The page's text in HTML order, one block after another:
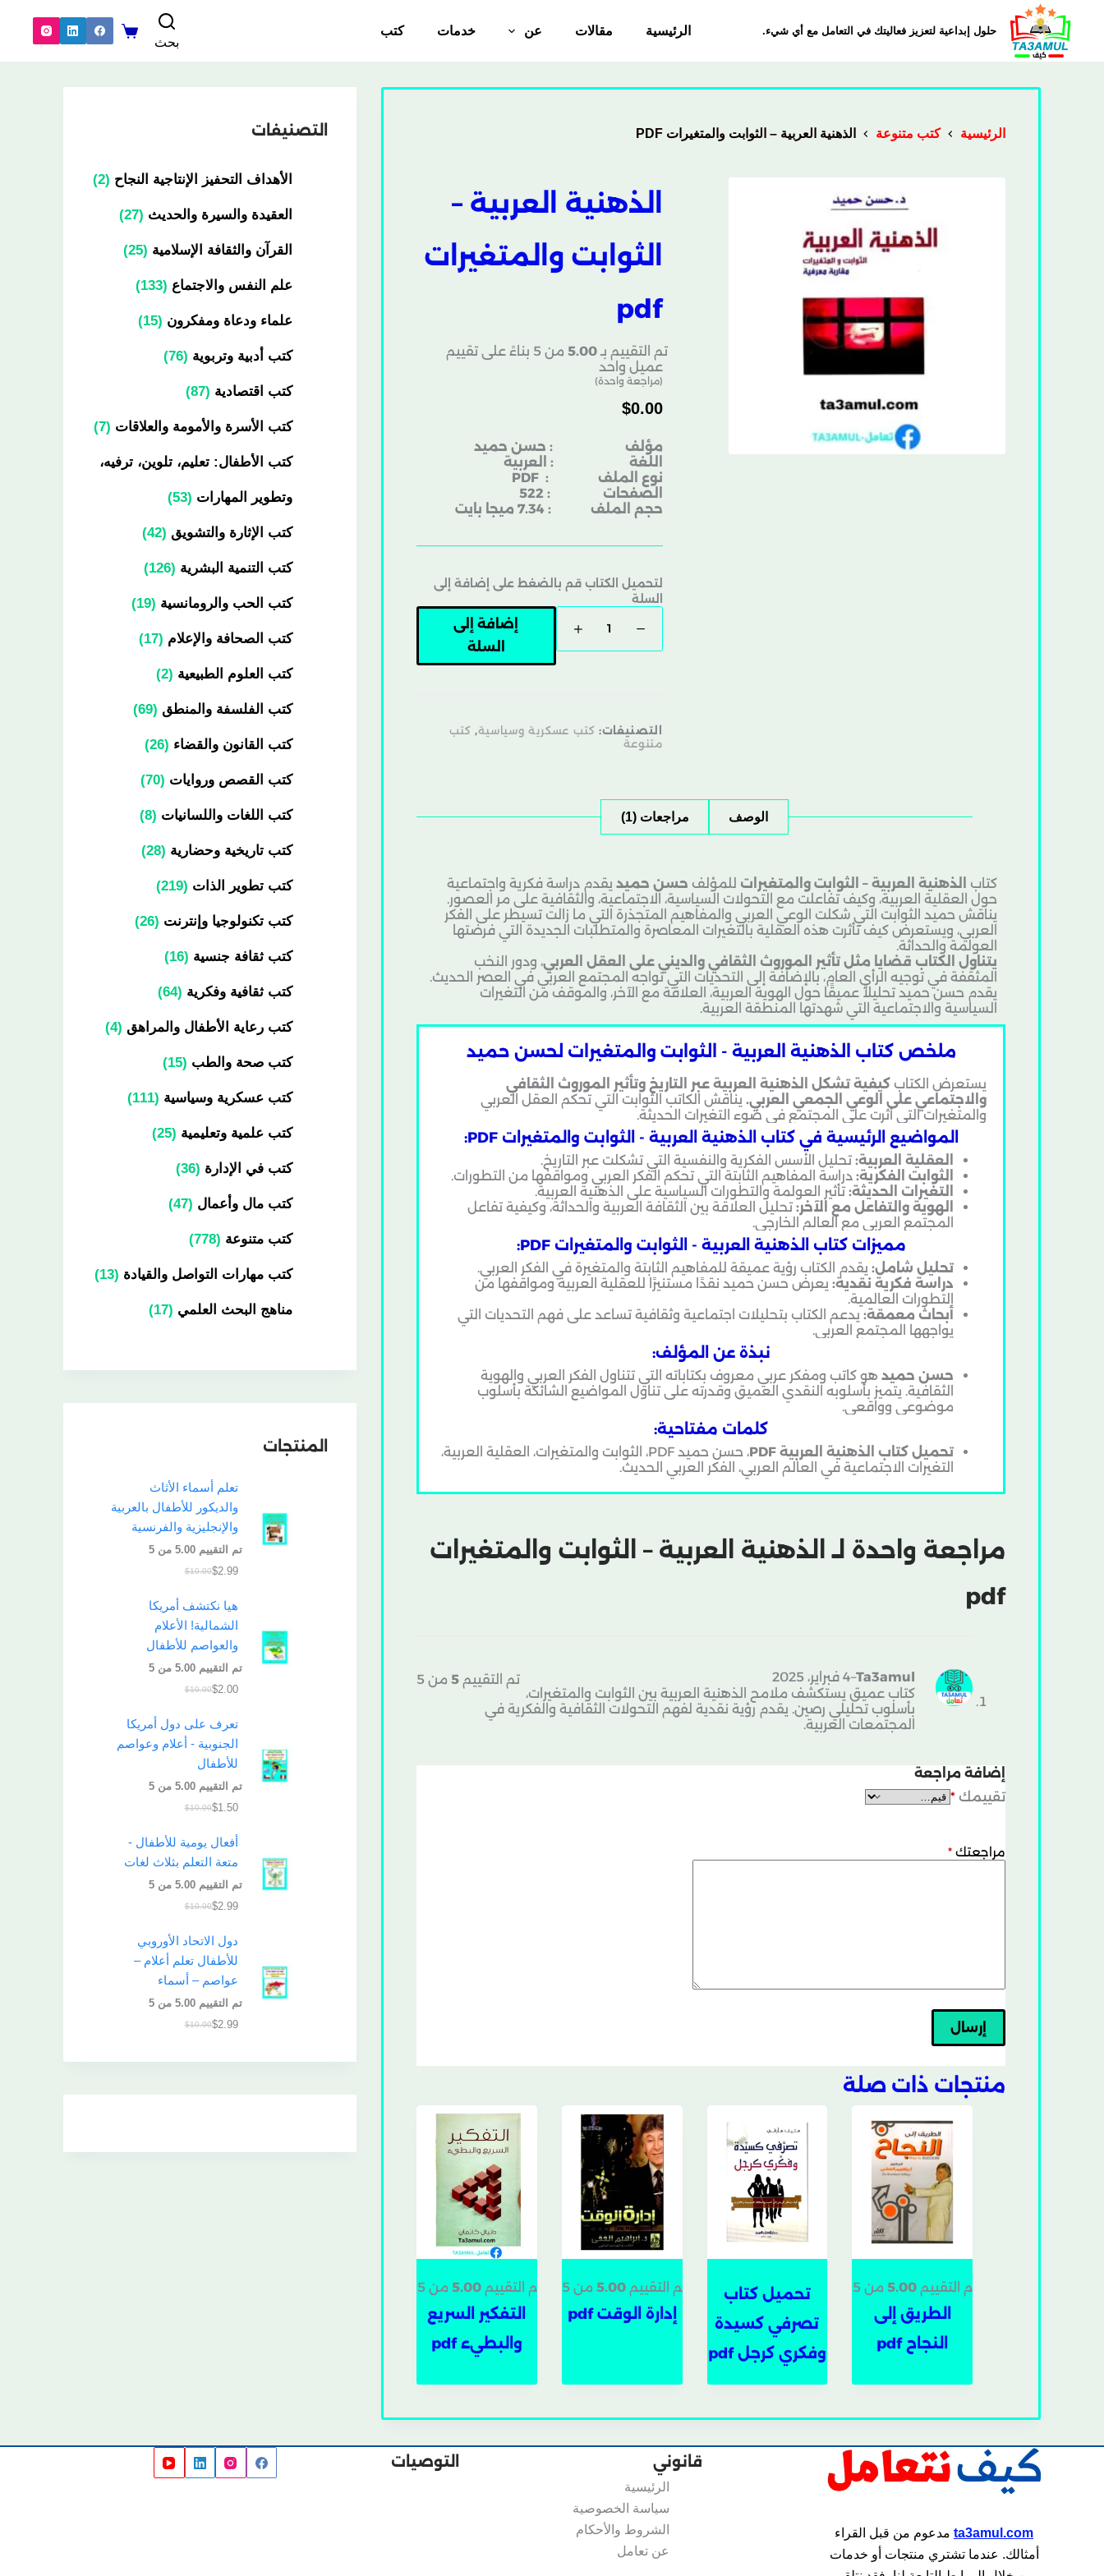
حلول إبداعية لتعزيز فعاليتك في التعامل مع أي شيء. الرئيسية مقالات عن خدمات
كتب
بحث
الرئيسية كتب متنوعة الذهنية العربية – الثوابت والمتغيرات PDF
الذهنية العربية –
الثوابت والمتغيرات
pdf
تم التقييم بـ 5.00
من 5 بناءً على تقييم
عميل واحد
(مراجعة واحدة)
$0.00
مؤلف : حسن حميد
اللغة : العربية
نوع الملف : PDF
الصفحات : 522
حجم الملف : 7.34 ميجا بايت
لتحميل الكتاب قم بالضغط على إضافة إلى
السلة
إضافة إلى
السلة
التصنيفات: كتب عسكرية وسياسية, كتب
متنوعة
الوصف مراجعات (1)
كتاب الذهنية العربية – الثوابت والمتغيرات للمؤلف حسن حميد يقدم دراسة فكرية واجتماعية
حول العقلية العربية، وكيف تفاعلت مع التحولات السياسية، الاجتماعية، والثقافية على مر العصور.
يناقش حميد الثوابت التي شكلت الوعي العربي والمفاهيم المتجذرة التي ما زالت تسيطر على الفكر
العربي، ويستعرض كيف تأثرت هذه العقلية بالتغيرات المعاصرة والمتطلبات الجديدة التي فرضتها
العولمة والحداثة.
يتناول الكتاب قضايا مثل تأثير الموروث الثقافي والديني على العقل العربي، ودور النخب
المثقفة في توجيه الرأي العام، بالإضافة إلى التحديات التي تواجه المجتمع العربي في العصر الحديث.
يقدم حسن حميد تحليلاً عميقًا حول الهوية العربية، العلاقة مع الآخر، والموقف من التغيرات
السياسية والاجتماعية التي شهدتها المنطقة العربية.
ملخص كتاب الذهنية العربية - الثوابت والمتغيرات لحسن حميد
يستعرض الكتاب كيفية تشكل الذهنية العربية عبر التاريخ وتأثير الموروث الثقافي
والاجتماعي على الوعي الجمعي العربي. يناقش الكاتب الثوابت التي تحكم العقل العربي
والمتغيرات التي أثرت على المجتمع في ضوء التغيرات الحديثة.
المواضيع الرئيسية في كتاب الذهنية العربية - الثوابت والمتغيرات PDF:
العقلية العربية: تحليل الأسس الفكرية والنفسية التي تشكلت عبر التاريخ.
الثوابت الفكرية: دراسة المفاهيم الثابتة التي تحكم الفكر العربي ومواقفها من التطورات.
التغيرات الحديثة: تأثير العولمة والتطورات السياسية على الذهنية العربية.
الهوية والتفاعل مع الآخر: تحليل العلاقة بين الثقافة العربية والحداثة، وكيفية تفاعل
المجتمع العربي مع العالم الخارجي.
مميزات كتاب الذهنية العربية - الثوابت والمتغيرات PDF:
تحليل شامل: يقدم الكتاب رؤية عميقة للمفاهيم الثابتة والمتغيرة في الفكر العربي.
دراسة فكرية نقدية: يعرض حسن حميد نقدًا مستنيرًا للعقلية العربية ومواقفها من
التطورات العالمية.
أبحاث معمقة: يدعم الكتاب بتحليلات اجتماعية وثقافية تساعد على فهم التحديات التي
يواجهها المجتمع العربي.
نبذة عن المؤلف:
حسن حميد هو كاتب ومفكر عربي معروف بكتاباته التي تتناول الفكر العربي والهوية
الثقافية. يتميز بأسلوبه النقدي العميق وقدرته على تناول المواضيع الشائكة بأسلوب
موضوعي وواقعي.
كلمات مفتاحية:
تحميل كتاب الذهنية العربية PDF
، حسن حميد PDF، الثوابت والمتغيرات، العقلية العربية،
التغيرات الاجتماعية في العالم العربي، الفكر العربي الحديث.
مراجعة واحدة لـ
الذهنية العربية – الثوابت والمتغيرات
pdf
تم التقييم 5 من 5 Ta3amul
–4 فبراير، 2025
كتاب عميق يستكشف ملامح الذهنية العربية بين الثوابت والمتغيرات،
بأسلوب تحليلي رصين. يقدم رؤية نقدية لفهم التحولات الثقافية والفكرية في
المجتمعات العربية.
إضافة مراجعة
تقييمك *
مراجعتك *
إرسال
منتجات ذات صلة
تم التقييم5.00 من 5
الطريق إلى
النجاح pdf
تحميل كتاب
تصرفي كسيدة
وفكري كرجل pdf
تم التقييم 5.00من 5
إدارة الوقت pdf
تم التقييم5.00 من 5
التفكير السريع
والبطيء pdf
التصنيفات
الأهداف التحفيز الإنتاجية النجاح 2
العقيدة والسيرة والحديث 27
القرآن والثقافة الإسلامية 25
علم النفس والاجتماع 133
علماء ودعاة ومفكرون 15
كتب أدبية وتربوية 76
كتب اقتصادية 87
كتب الأسرة والأمومة والعلاقات 7
كتب الأطفال: تعليم، تلوين، ترفيه،
وتطوير المهارات 53
كتب الإثارة والتشويق 42
كتب التنمية البشرية 126
كتب الحب والرومانسية 19
كتب الصحافة والإعلام 17
كتب العلوم الطبيعية 2
كتب الفلسفة والمنطق 69
كتب القانون والقضاء 26
كتب القصص وروايات 70
كتب اللغات واللسانيات 8
كتب تاريخية وحضارية 28
كتب تطوير الذات 219
كتب تكنولوجيا وإنترنت 26
كتب ثقافة جنسية 16
كتب ثقافية وفكرية 64
كتب رعاية الأطفال والمراهق 4
كتب صحة والطب 15
كتب عسكرية وسياسية 111
كتب علمية وتعليمية 25
كتب في الإدارة 36
كتب مال وأعمال 47
كتب متنوعة 778
كتب مهارات التواصل والقيادة 13
مناهج البحث العلمي 17
المنتجات
تعلم أسماء الأثاث
والديكور للأطفال بالعربية
والإنجليزية والفرنسية
تم التقييم5.00 من 5
$10.00$2.99
هيا نكتشف أمريكا
الشمالية! الأعلام
والعواصم للأطفال
تم التقييم5.00 من 5
$10.00$2.00
تعرف على دول أمريكا
الجنوبية - أعلام وعواصم
للأطفال
تم التقييم5.00 من 5
$10.00$1.50
أفعال يومية للأطفال -
متعة التعلم بثلاث لغات
تم التقييم5.00 من 5
$10.00$2.99
دول الاتحاد الأوروبي
للأطفال تعلم أعلام –
عواصم – أسماء
تم التقييم5.00 من 5
$10.00$2.99
ta3amul.com مدعوم من قبل القراء
أمثالك. عندما تشتري منتجات أو خدمات
قانوني
الرئيسية
سياسة الخصوصية
الشروط والأحكام
عن تعامل
التوصيات